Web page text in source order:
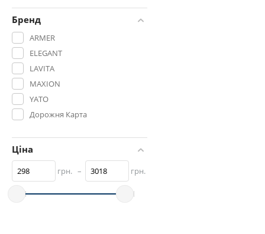
Бренд
ARMER
ELEGANT
LAVITA
MAXION
YATO
Дорожня Карта
Ціна
грн. – грн.